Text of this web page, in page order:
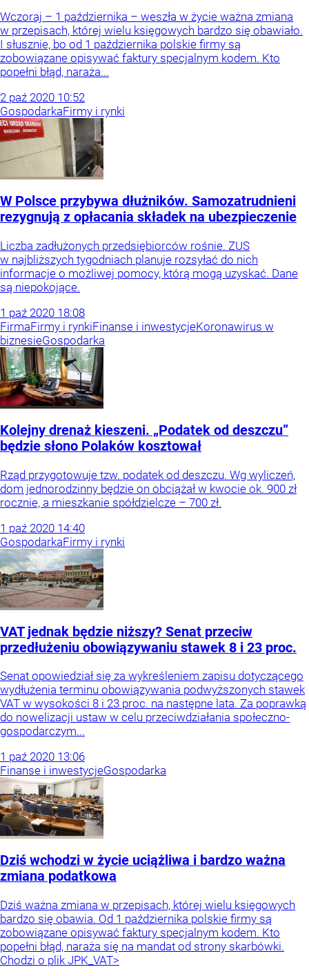
Wczoraj – 1 października – weszła w życie ważna zmiana
w przepisach, której wielu księgowych bardzo się obawiało.
I słusznie, bo od 1 października polskie firmy są
zobowiązane opisywać faktury specjalnym kodem. Kto
popełni błąd, naraża...
2 paź 2020 10:52
GospodarkaFirmy i rynki
W Polsce przybywa dłużników. Samozatrudnieni
rezygnują z opłacania składek na ubezpieczenie
Liczba zadłużonych przedsiębiorców rośnie. ZUS
w najbliższych tygodniach planuje rozsyłać do nich
informacje o możliwej pomocy, którą mogą uzyskać. Dane
są niepokojące.
1 paź 2020 18:08
FirmaFirmy i rynkiFinanse i inwestycjeKoronawirus w
biznesieGospodarka
Kolejny drenaż kieszeni. „Podatek od deszczu”
będzie słono Polaków kosztował
Rząd przygotowuje tzw. podatek od deszczu. Wg wyliczeń,
dom jednorodzinny będzie on obciążał w kwocie ok. 900 zł
rocznie, a mieszkanie spółdzielcze – 700 zł.
1 paź 2020 14:40
GospodarkaFirmy i rynki
VAT jednak będzie niższy? Senat przeciw
przedłużeniu obowiązywaniu stawek 8 i 23 proc.
Senat opowiedział się za wykreśleniem zapisu dotyczącego
wydłużenia terminu obowiązywania podwyższonych stawek
VAT w wysokości 8 i 23 proc. na następne lata. Za poprawką
do nowelizacji ustaw w celu przeciwdziałania społeczno-
gospodarczym...
1 paź 2020 13:06
Finanse i inwestycjeGospodarka
Dziś wchodzi w życie uciążliwa i bardzo ważna
zmiana podatkowa
Dziś ważna zmiana w przepisach, której wielu księgowych
bardzo się obawia. Od 1 października polskie firmy są
zobowiązane opisywać faktury specjalnym kodem. Kto
popełni błąd, naraża się na mandat od strony skarbówki.
Chodzi o plik JPK_VAT>